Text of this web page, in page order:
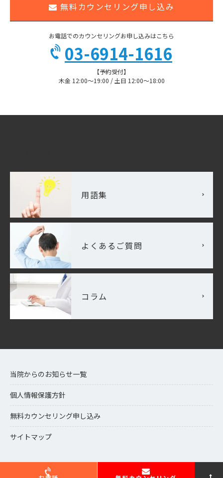
無料カウンセリング申し込み
お電話でのカウンセリングお申し込みはこちら
03-6914-1616
【予約受付】
木金 12:00〜19:00 / 土日 12:00〜18:00
用語集
よくあるご質問
コラム
当院からのお知らせ一覧
個人情報保護方針
無料カウンセリング申し込み
サイトマップ